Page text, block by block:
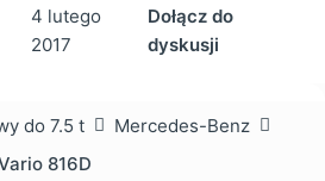
4 lutego
2017
Dołącz do
dyskusji
do 7.5 t
Mercedes-Benz
816D